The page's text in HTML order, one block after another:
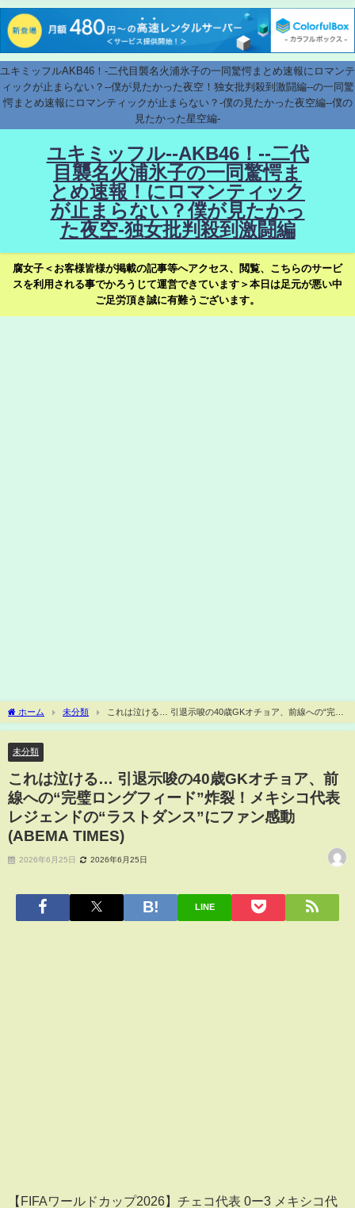
ユキミッフルAKB46！-二代目襲名火浦氷子の一同驚愕まとめ速報にロマンテ
ィックが止まらない？--僕が見たかった夜空！独女批判殺到激闘編--の一同驚
愕まとめ速報にロマンティックが止まらない？-僕の見たかった夜空編--僕の
見たかった星空編-
ユキミッフル--AKB46！--二代
目襲名火浦氷子の一同驚愕ま
とめ速報！にロマンティック
が止まらない？僕が見たかっ
た夜空-独女批判殺到激闘編
腐女子＜お客様皆様が掲載の記事等へアクセス、閲覧、こちらのサービ
スを利用される事でかろうじて運営できています＞本日は足元が悪い中
ご足労頂き誠に有難うございます。
ホーム 未分類
これは泣ける… 引退示唆の40歳GKオチョア、前線への“完璧
ロングフィード”炸裂！メキシコ代表レジェンドの“ラストダンス”にファン感動(ABEMA
未分類
これは泣ける… 引退示唆の40歳GKオチョア、前
線への“完璧ロングフィード”炸裂！メキシコ代表
レジェンドの“ラストダンス”にファン感動
(ABEMA TIMES)
2026年6月25日 2026年6月25日
LINE
【FIFAワールドカップ2026】チェコ代表 0ー3 メキシコ代